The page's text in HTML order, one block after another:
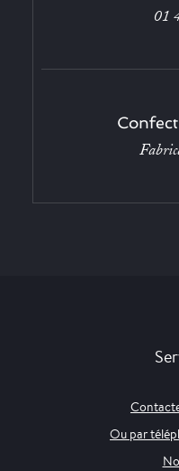
01
Ou par